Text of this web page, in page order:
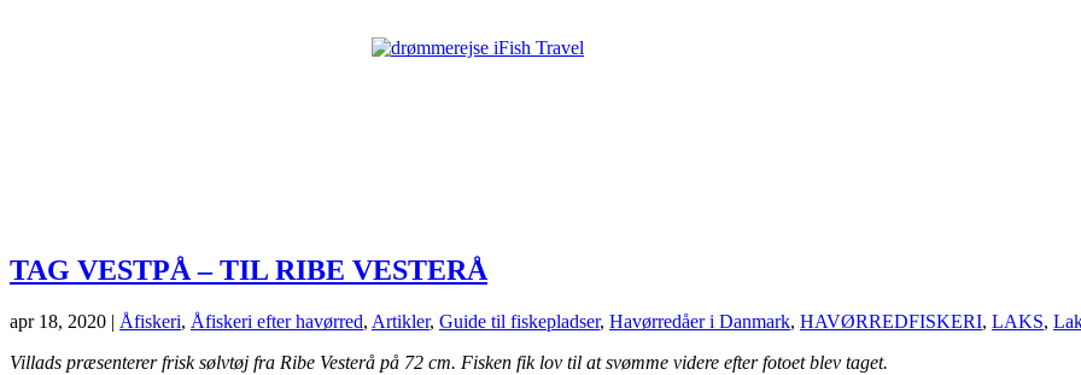
TAG VESTPÅ – TIL RIBE VESTERÅ
apr 18, 2020 | Åfiskeri, Åfiskeri efter havørred, Artikler, Guide til fiskepladser, Havørredåer i Danmark, HAVØRREDFISKERI, LAKS,
Villads præsenterer frisk sølvtøj fra Ribe Vesterå på 72 cm. Fisken fik lov til at svømme videre efter fotoet blev taget.